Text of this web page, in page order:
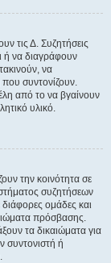
τις Δ. Συζητήσεις
ή να διαγράφουν
να
συντονίζουν.
από το να βγαίνουν
υλικό.
την κοινότητα σε
συζητήσεων
ομάδες και
πρόσβασης.
τα δικαιώματα για
συντονιστή ή